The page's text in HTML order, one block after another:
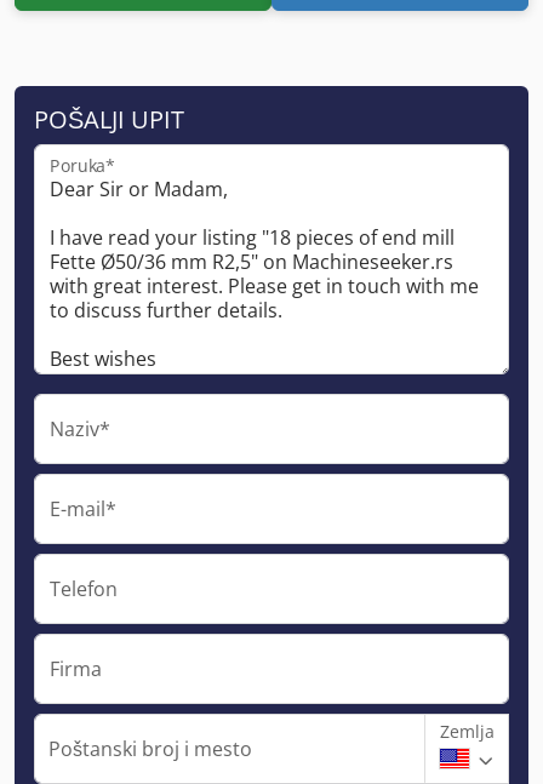
POŠALJI UPIT
Poruka*
Naziv*
E-mail*
Telefon
Firma
Poštanski broj i mesto
Zemlja